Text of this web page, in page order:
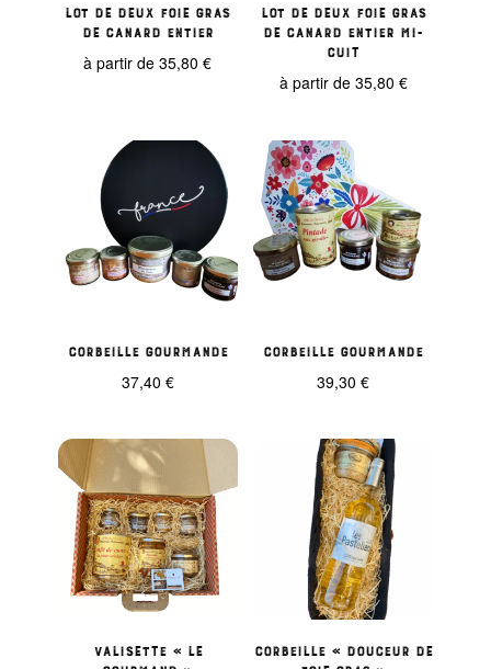
Lot de deux foie gras
de canard entier
à partir de35,80€
Lot de deux foie gras
de canard entier mi-
cuit
à partir de 35,80 €
Corbeille gourmande
37,40 €
Corbeille Gourmande
39,30€
Valisette « Le
Corbeille « Douceur de